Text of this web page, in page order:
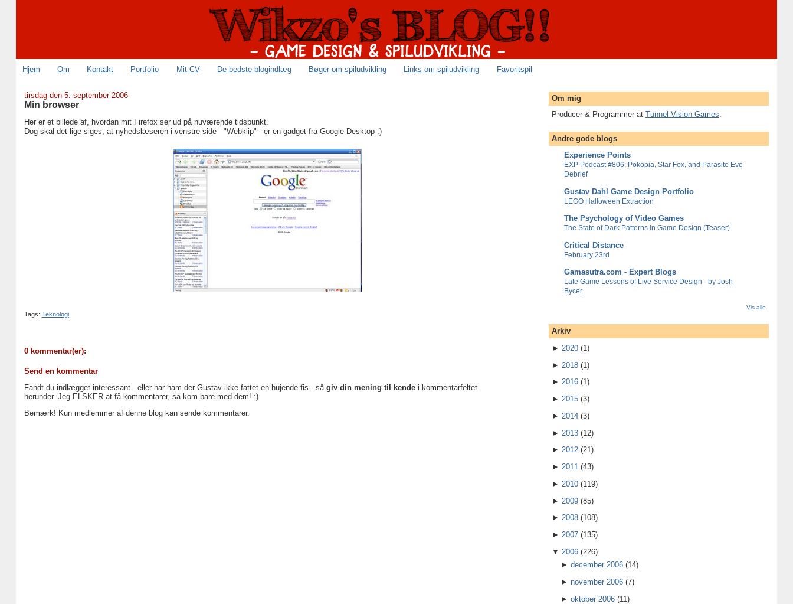
Hjem Om Kontakt Portfolio Mit CV De bedste blogindlæg Bøger om spiludvikling Links om spiludvikling Favoritspil
tirsdag den 5. september 2006
Min browser
Her er et billede af, hvordan mit Firefox ser ud på nuværende tidspunkt.
Dog skal det lige siges, at nyhedslæseren i venstre side - "Webklip" - er en gadget fra Google Desktop :)
Tags: Teknologi
0 kommentar(er):
Send en kommentar
Fandt du indlægget interessant - eller har ham der Gustav ikke fattet en hujende fis - så giv din mening til kendei kommentarfeltet
herunder. Jeg ELSKER at få kommentarer, så kom bare med dem! :)
Bemærk! Kun medlemmer af denne blog kan sende kommentarer.
Om mig
Producer & Programmer at Tunnel Vision Games
Andre gode blogs
Experience Points
EXP Podcast #806: Pokopia, Star Fox, and Parasite Eve
Debrief
Gustav Dahl Game Design Portfolio
LEGO Halloween Extraction
The Psychology of Video Games
The State of Dark Patterns in Game Design (Teaser)
Critical Distance
February 23rd
Gamasutra.com - Expert Blogs
Late Game Lessons of Live Service Design - by Josh
Bycer
Vis alle
Arkiv
► 2020 (1)
► 2018 (1)
► 2016 (1)
► 2015 (3)
► 2014 (3)
► 2013 (12)
► 2012 (21)
► 2011 (43)
► 2010 (119)
► 2009 (85)
► 2008 (108)
► 2007 (135)
▼ 2006 (226)
►december 2006 (14)
►november 2006 (7)
►oktober 2006 (11)